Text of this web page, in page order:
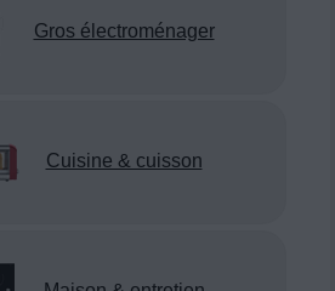
Gros électroménager
Cuisine & cuisson